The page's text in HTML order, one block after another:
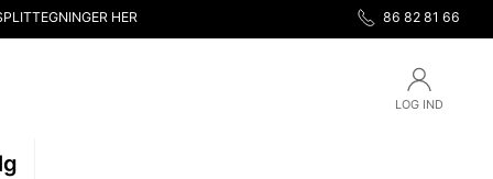
HER 86 82 81 66
LOG IND